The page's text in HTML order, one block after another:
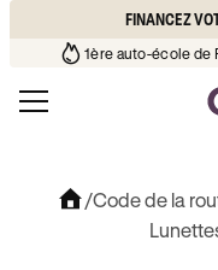
FINANCEZ
l’auto-école de votre
/Code de la